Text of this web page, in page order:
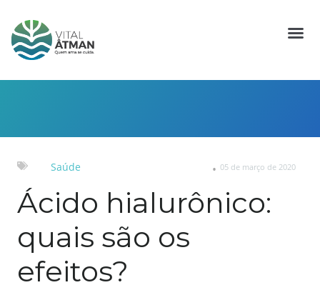
Saúde 05 de março de 2020
Ácido hialurônico:
quais são os
efeitos?